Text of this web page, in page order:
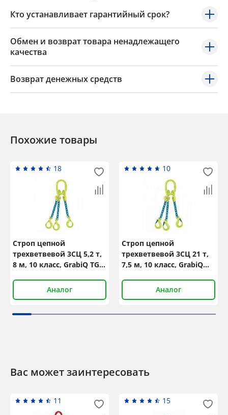
Кто устанавливает гарантийный срок?
Обмен и возврат товара ненадлежащего
качества
Возврат денежных средств
Похожие товары
18
Строп цепной
трехветвевой 3СЦ 5,2 т,
8 м, 10 класс, GrabiQ TG3-
Аналог
10
Строп цепной
трехветвевой 3СЦ 21 т,
7,5 м, 10 класс, GrabiQ
Аналог
Вас может заинтересовать
11 15